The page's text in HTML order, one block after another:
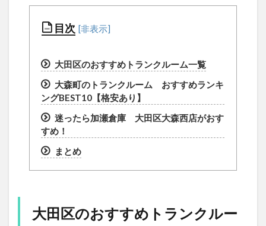
目次
大田区のおすすめトランクルーム一覧
大森町のトランクルーム おすすめランキ
ングBEST10【格安あり】
迷ったら加瀬倉庫 大田区大森西店がおす
すめ！
まとめ
大田区のおすすめトランクルー